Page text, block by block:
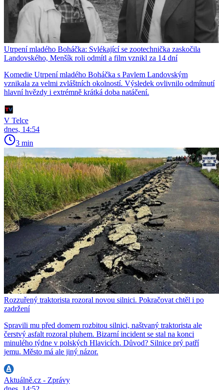
Utrpení mladého Boháčka: Svlékající se zootechnička zaskočila
Landovského, Menšík roli odmítl a film vznikl za 14 dní
Komedie Utrpení mladého Boháčka s Pavlem Landovským
vznikala za velmi zvláštních okolností. Výsledek ovlivnilo odmítnutí
hlavní hvězdy i extrémně krátká doba natáčení.
V Telce
dnes, 14:54
3 min
Rozzuřený traktorista rozoral novou silnici. Pokračovat chtěl i po
zadržení
Spravili mu před domem rozbitou silnici, naštvaný traktorista ale
čerstvý asfalt rozoral pluhem. Bizarní incident se stal na konci
minulého týdne v polských Hlavicích. Důvod? Silnice prý patří
jemu. Město má ale jiný názor.
Aktuálně.cz - Zprávy